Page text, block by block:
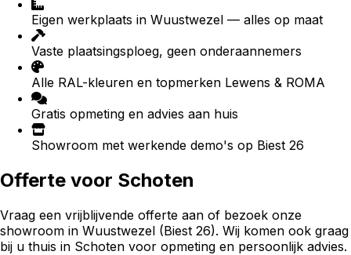
Eigen werkplaats in Wuustwezel — alles op maat
Vaste plaatsingsploeg, geen onderaannemers
Alle RAL-kleuren en topmerken Lewens & ROMA
Gratis opmeting en advies aan huis
Showroom met werkende demo's op Biest 26
Offerte voor Schoten
Vraag een vrijblijvende offerte aan of bezoek onze
showroom in Wuustwezel (Biest 26). Wij komen ook graag
bij u thuis in Schoten voor opmeting en persoonlijk advies.